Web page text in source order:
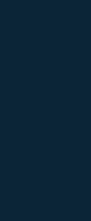
de la Audiencia
«si bien es
la
como, en
demandante,
realidad de
siempre el
los precios o
mercado si los
ampoco
que, dentro